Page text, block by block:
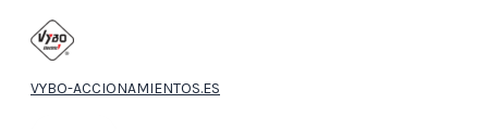
contenido
VYBO-ACCIONAMIENTOS.ES